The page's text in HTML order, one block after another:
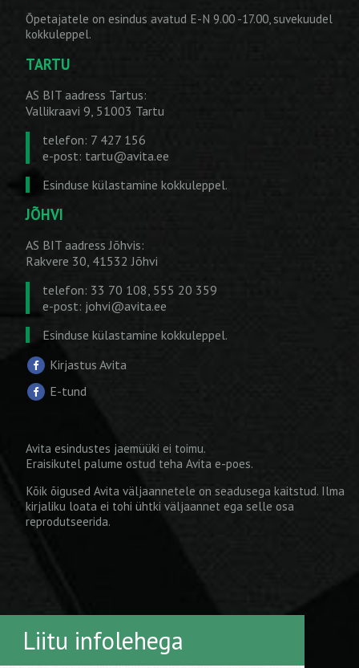
Õpetajatele on esindus avatud E-N 9.00 -17.00, suvekuudel
kokkuleppel.
TARTU
AS BIT aadress Tartus:
Vallikraavi 9, 51003 Tartu
telefon: 7 427 156
e-post: tartu@avita.ee
Esinduse külastamine kokkuleppel.
JÕHVI
AS BIT aadress Jõhvis:
Rakvere 30, 41532 Jõhvi
telefon: 33 70 108, 555 20 359
e-post: johvi@avita.ee
Esinduse külastamine kokkuleppel.
Kirjastus Avita
E-tund
Avita esindustes jaemüüki ei toimu.
Eraisikutel palume ostud teha Avita e-poes.
Kõik õigused Avita väljaannetele on seadusega kaitstud. Ilma
kirjaliku loata ei tohi ühtki väljaannet ega selle osa
reprodutseerida.
Liitu infolehega